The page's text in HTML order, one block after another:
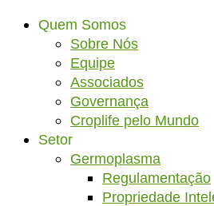
Quem Somos
Sobre Nós
Equipe
Associados
Governança
Croplife pelo Mundo
Setor
Germoplasma
Regulamentação
Propriedade